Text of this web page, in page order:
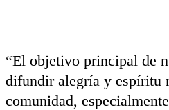
“El objetivo principal de
difundir alegría y espíritu
comunidad,